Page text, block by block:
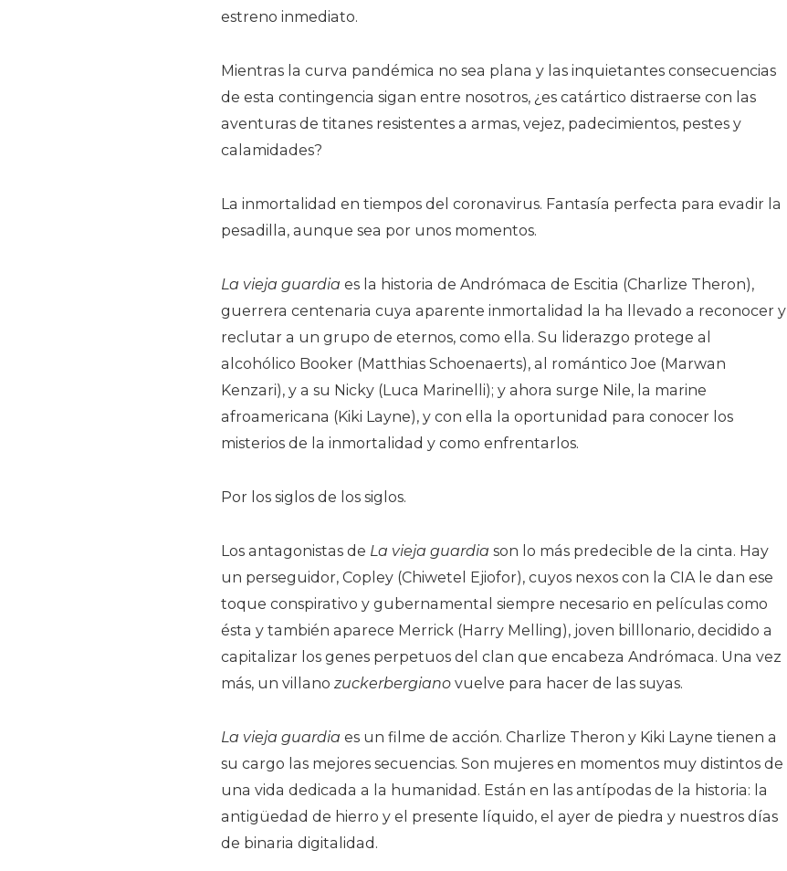
estreno inmediato.
Mientras la curva pandémica no sea plana y las inquietantes consecuencias
de esta contingencia sigan entre nosotros, ¿es catártico distraerse con las
aventuras de titanes resistentes a armas, vejez, padecimientos, pestes y
calamidades?
La inmortalidad en tiempos del coronavirus. Fantasía perfecta para evadir la
pesadilla, aunque sea por unos momentos.
La vieja guardia es la historia de Andrómaca de Escitia (Charlize Theron),
guerrera centenaria cuya aparente inmortalidad la ha llevado a reconocer y
reclutar a un grupo de eternos, como ella. Su liderazgo protege al
alcohólico Booker (Matthias Schoenaerts), al romántico Joe (Marwan
Kenzari), y a su Nicky (Luca Marinelli); y ahora surge Nile, la marine
afroamericana (Kiki Layne), y con ella la oportunidad para conocer los
misterios de la inmortalidad y como enfrentarlos.
Por los siglos de los siglos.
Los antagonistas de La vieja guardia son lo más predecible de la cinta. Hay
un perseguidor, Copley (Chiwetel Ejiofor), cuyos nexos con la CIA le dan ese
toque conspirativo y gubernamental siempre necesario en películas como
ésta y también aparece Merrick (Harry Melling), joven billlonario, decidido a
capitalizar los genes perpetuos del clan que encabeza Andrómaca. Una vez
más, un villano zuckerbergiano vuelve para hacer de las suyas.
La vieja guardia es un filme de acción. Charlize Theron y Kiki Layne tienen a
su cargo las mejores secuencias. Son mujeres en momentos muy distintos de
una vida dedicada a la humanidad. Están en las antípodas de la historia: la
antigüedad de hierro y el presente líquido, el ayer de piedra y nuestros días
de binaria digitalidad.